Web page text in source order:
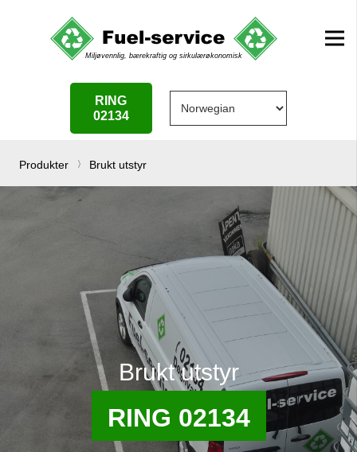
RING
02134
Produkter Brukt utstyr
Brukt utstyr
RING 02134